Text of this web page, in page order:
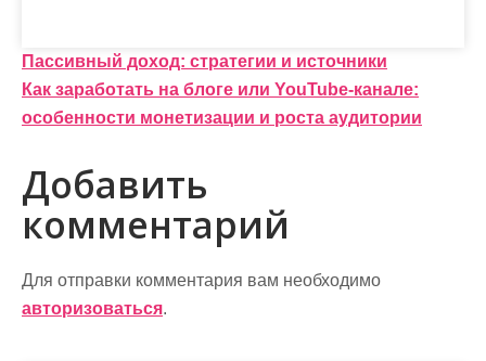
Н
а
и
г
а
ц
Пассивный доход: стратегии и источники
Как заработать на блоге или YouTube-канале:
особенности монетизации и роста аудитории
Добавить
комментарий
Для отправки комментария вам необходимо
авторизоваться.